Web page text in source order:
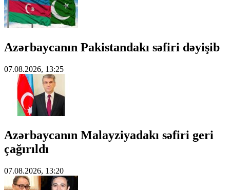
Azərbaycanın Pakistandakı səfiri dəyişib
07.08.2026, 13:25
Azərbaycanın Malayziyadakı səfiri geri
çağırıldı
07.08.2026, 13:20